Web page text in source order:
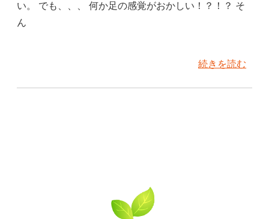
い。 でも、、、 何か足の感覚がおかしい！？！？ そ
ん
続きを読む